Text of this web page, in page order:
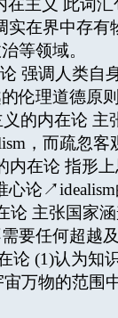
在主义 此词
实在界中存
等领域。
强调人类自
伦理道德原
的内在论 主
，而疏忽
内在论 指形
心论
论 主张国家
要任何超越
论 (1)认为知
万物的范围